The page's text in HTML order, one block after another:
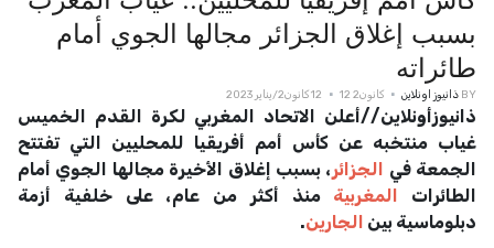
بسبب إغلاق الجزائر مجالها الجوي أمام
طائراته
BY ذانيوز اونلاين كانون2 12 12 كانون2/يناير 2023
ذانيوزأونلاين//أعلن الاتحاد المغربي لكرة القدم الخميس
غياب منتخبه عن كأس أمم أفريقيا للمحليين التي تفتتح
الجمعة في
الجزائر ، بسبب إغلاق الأخيرة مجالها الجوي أمام
الطائرات
المغربية منذ أكثر من عام، على خلفية أزمة
دبلوماسية بين الجارين.